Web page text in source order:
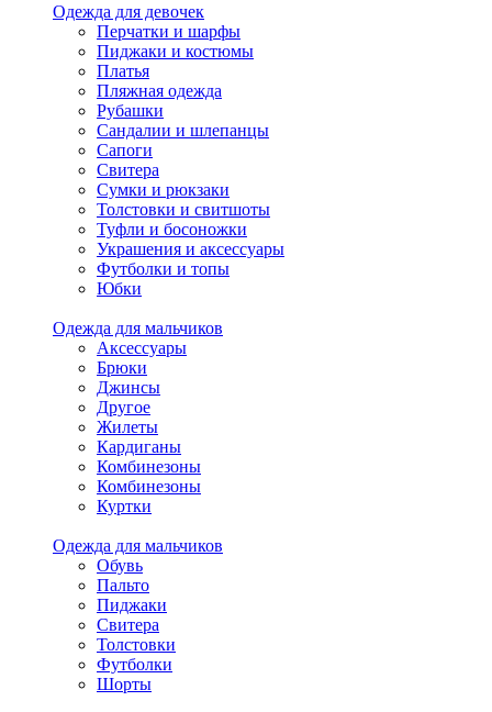
Одежда для девочек
Перчатки и шарфы
Пиджаки и костюмы
Платья
Пляжная одежда
Рубашки
Сандалии и шлепанцы
Сапоги
Свитера
Сумки и рюкзаки
Толстовки и свитшоты
Туфли и босоножки
Украшения и аксессуары
Футболки и топы
Юбки
Одежда для мальчиков
Аксессуары
Брюки
Джинсы
Другое
Жилеты
Кардиганы
Комбинезоны
Комбинезоны
Куртки
Одежда для мальчиков
Обувь
Пальто
Пиджаки
Свитера
Толстовки
Футболки
Шорты